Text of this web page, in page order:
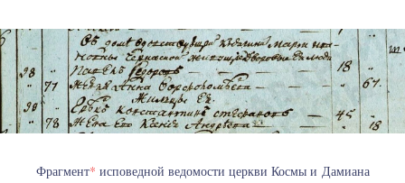
Фрагмент* исповедной ведомости церкви Космы и Дамиана